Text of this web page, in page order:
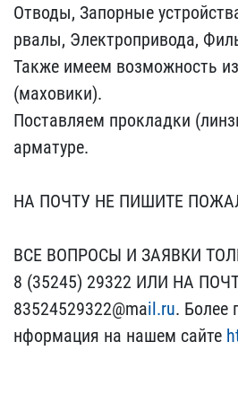
Отводы, Запорные
рвалы, Электропривода,
Также ​имеем возможность
(маховики)​.
Поставляем прокладки
армат​уре.
НА ПОЧТУ НЕ ПИШИТЕ​
ВСЕ ВОПРОСЫ​ И ЗАЯВКИ
8 (35245) 29322 ИЛИ​ НА
83524529322@ma​il.ru. Более
нформация на нашем сайте​